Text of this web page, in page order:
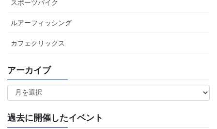
スポーツバイク
ルアーフィッシング
カフェクリックス
アーカイブ
ア
ー
カ
イ
過去に開催したイベント